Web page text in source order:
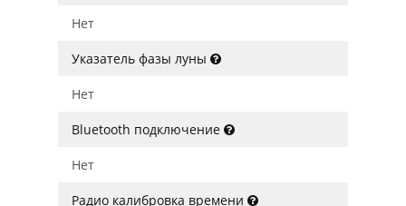
Нет
Указатель фазы луны
Нет
Bluetooth подключение
Нет
Радио калибровка времени